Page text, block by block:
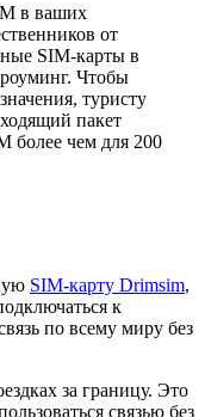
в ваших
от
SIM-карты в
Чтобы
туристу
пакет
более чем для 200
SIM-карту Drimsim,
к
по всему миру без
за границу. Это
связью без